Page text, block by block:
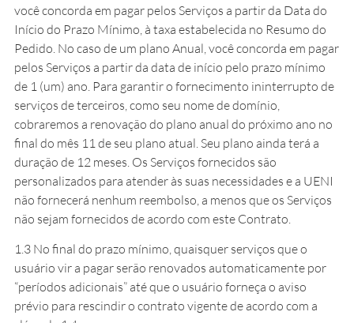
você concorda em pagar pelos Serviços a partir da Data do
Início do Prazo Mínimo, à taxa estabelecida no Resumo do
Pedido. No caso de um plano Anual, você concorda em pagar
pelos Serviços a partir da data de início pelo prazo mínimo
de 1 (um) ano. Para garantir o fornecimento ininterrupto de
serviços de terceiros, como seu nome de domínio,
cobraremos a renovação do plano anual do próximo ano no
final do mês 11 de seu plano atual. Seu plano ainda terá a
duração de 12 meses. Os Serviços fornecidos são
personalizados para atender às suas necessidades e a UENI
não fornecerá nenhum reembolso, a menos que os Serviços
não sejam fornecidos de acordo com este Contrato.
1.3 No final do prazo mínimo, quaisquer serviços que o
usuário vir a pagar serão renovados automaticamente por
“períodos adicionais” até que o usuário forneça o aviso
prévio para rescindir o contrato vigente de acordo com a